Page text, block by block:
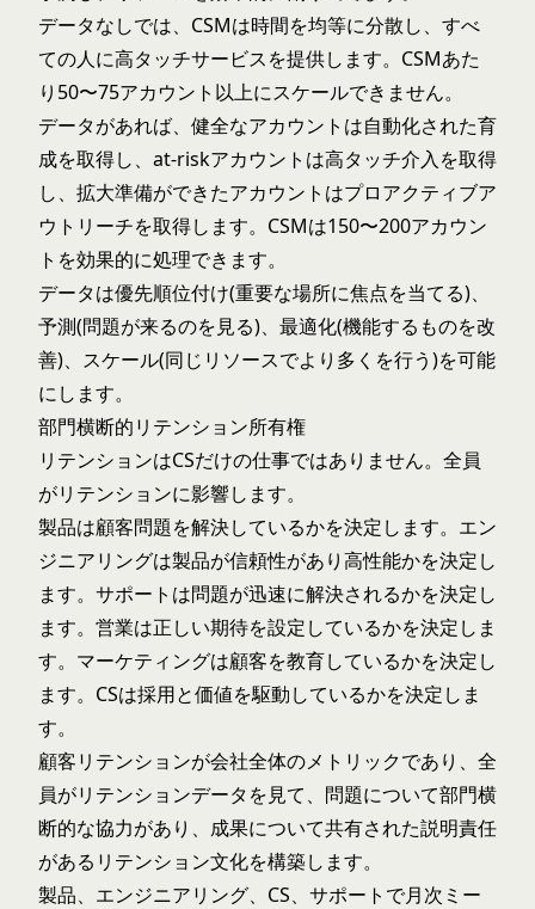
データなしでは、CSMは時間を均等に分散し、すべ
ての人に高タッチサービスを提供します。CSMあた
り50〜75アカウント以上にスケールできません。
データがあれば、健全なアカウントは自動化された育
成を取得し、at-riskアカウントは高タッチ介入を取得
し、拡大準備ができたアカウントはプロアクティブア
ウトリーチを取得します。CSMは150〜200アカウン
トを効果的に処理できます。
データは優先順位付け(重要な場所に焦点を当てる)、
予測(問題が来るのを見る)、最適化(機能するものを改
善)、スケール(同じリソースでより多くを行う)を可能
にします。
部門横断的リテンション所有権
リテンションはCSだけの仕事ではありません。全員
がリテンションに影響します。
製品は顧客問題を解決しているかを決定します。エン
ジニアリングは製品が信頼性があり高性能かを決定し
ます。サポートは問題が迅速に解決されるかを決定し
ます。営業は正しい期待を設定しているかを決定しま
す。マーケティングは顧客を教育しているかを決定し
ます。CSは採用と価値を駆動しているかを決定しま
す。
顧客リテンションが会社全体のメトリックであり、全
員がリテンションデータを見て、問題について部門横
断的な協力があり、成果について共有された説明責任
があるリテンション文化を構築します。
製品、エンジニアリング、CS、サポートで月次ミー